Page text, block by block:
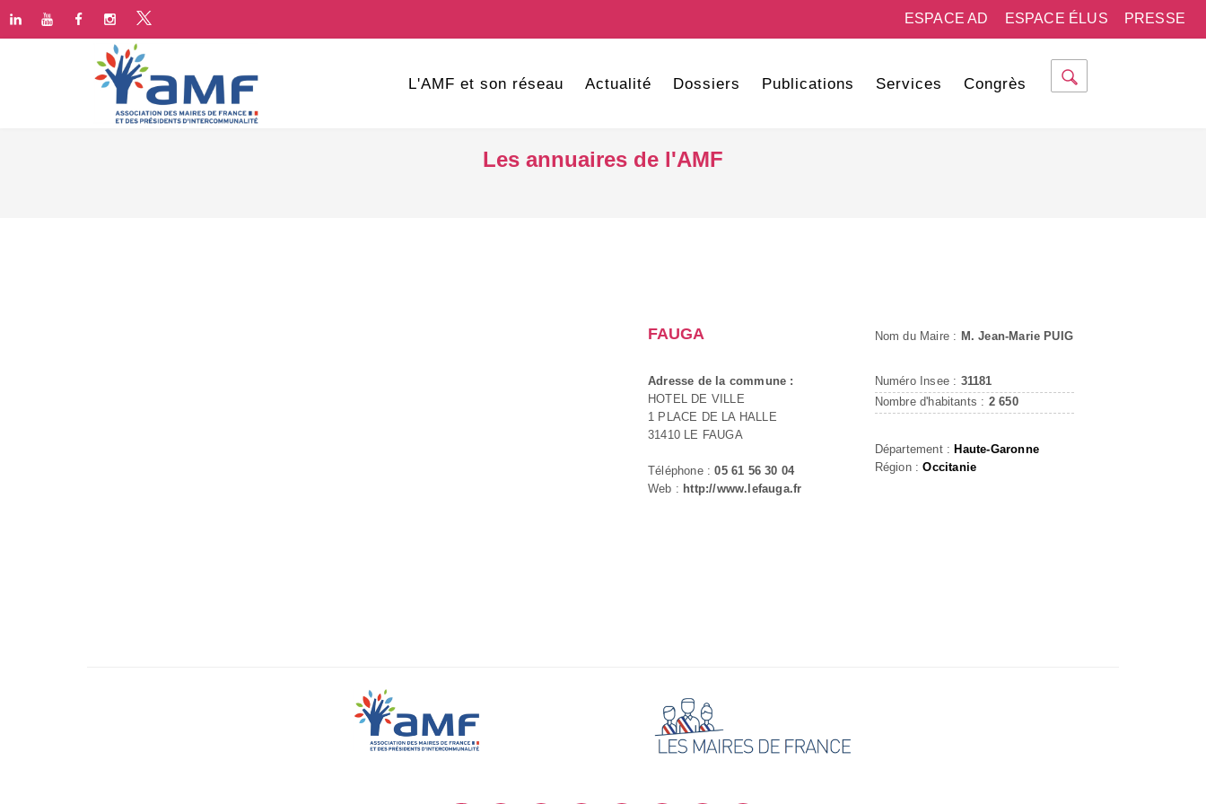
PRESSE
ESPACE ÉLUS
ESPACE AD
L'AMF et son réseau Actualité Dossiers Publications Services Congrès
Les annuaires de l'AMF
FAUGA
Adresse de la commune :
HOTEL DE VILLE
1 PLACE DE LA HALLE
31410 LE FAUGA
Téléphone :05 61 56 30 04
Web : http://www.lefauga.fr
Nom du Maire : M. Jean-Marie PUIG
Numéro Insee : 31181
Nombre d'habitants : 2 650
Département : Haute-Garonne
Région :Occitanie